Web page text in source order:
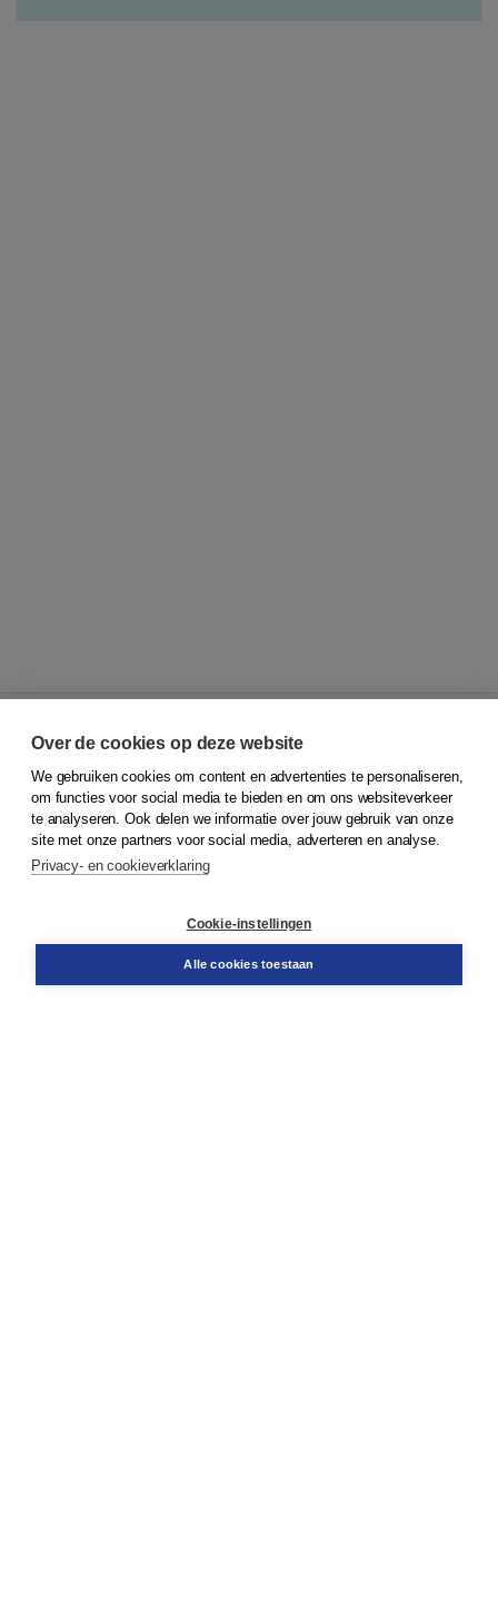
© 2026Koninklijke Boom uitgevers
Klantenservice
Service & informatie
Contact
Over de cookies op deze website
We gebruiken cookies om content en advertenties te personaliseren,
om functies voor social media te bieden en om ons websiteverkeer
te analyseren. Ook delen we informatie over jouw gebruik van onze
site met onze partners voor social media, adverteren en analyse.
Privacy- en cookieverklaring
Cookie-instellingen
Alle cookies toestaan